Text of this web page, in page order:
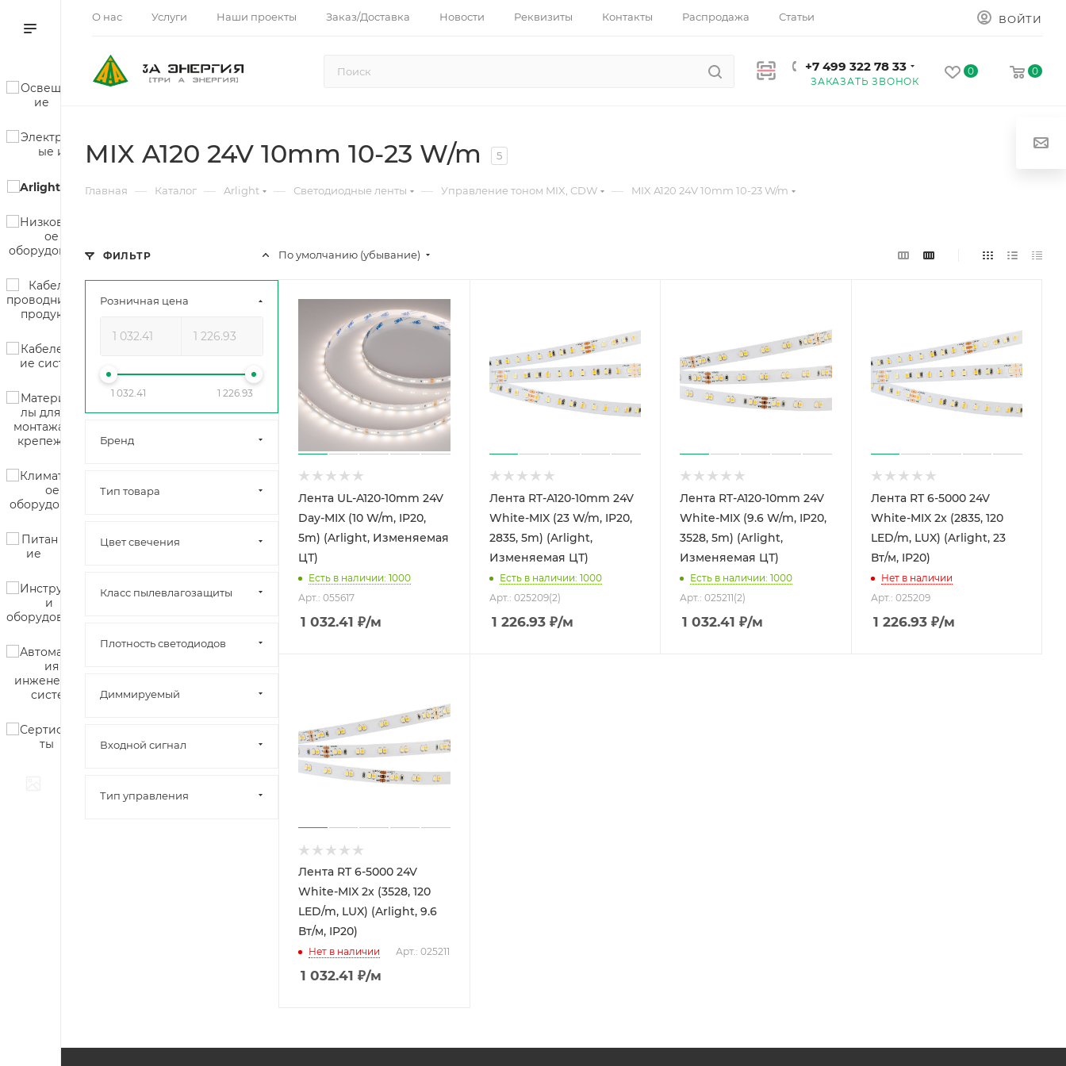
О нас Услуги Наши проекты Заказ/Доставка Новости Реквизиты Контакты Распродажа Статьи ВОЙТИ
+7 499 322 78 33
ЗАКАЗАТЬ ЗВОНОК
0 0
MIX A120 24V 10mm 10-23 W/m 5
Главная — Каталог — Arlight — Светодиодные ленты — Управление тоном MIX, CDW — MIX A120 24V 10mm 10-23 W/m
По умолчанию (убывание)
Лента UL-A120-10mm 24V
Day-MIX (10 W/m, IP20,
5m) (Arlight, Изменяемая
ЦТ)
Есть в наличии: 1000
Арт.: 055617
1 032.41 ₽/м
Лента RT-A120-10mm 24V
White-MIX (23 W/m, IP20,
2835, 5m) (Arlight,
Изменяемая ЦТ)
Есть в наличии: 1000
Арт.: 025209(2)
1 226.93₽/м
Лента RT-A120-10mm 24V
White-MIX (9.6 W/m, IP20,
3528, 5m) (Arlight,
Изменяемая ЦТ)
Есть в наличии: 1000
Арт.: 025211(2)
1 032.41 ₽/м
Лента RT 6-5000 24V
White-MIX 2x (2835, 120
LED/m, LUX) (Arlight, 23
Вт/м, IP20)
Нет в наличии
Арт.: 025209
1 226.93₽/м
Лента RT 6-5000 24V
White-MIX 2x (3528, 120
LED/m, LUX) (Arlight, 9.6
Вт/м, IP20)
Нет в наличии Арт.: 025211
1 032.41 ₽/м
ФИЛЬТР
Розничная цена
1 032.41 1 226.93
Бренд
Тип товара
Цвет свечения
Класс пылевлагозащиты
Плотность светодиодов
Диммируeмый
Входной сигнал
Тип управления